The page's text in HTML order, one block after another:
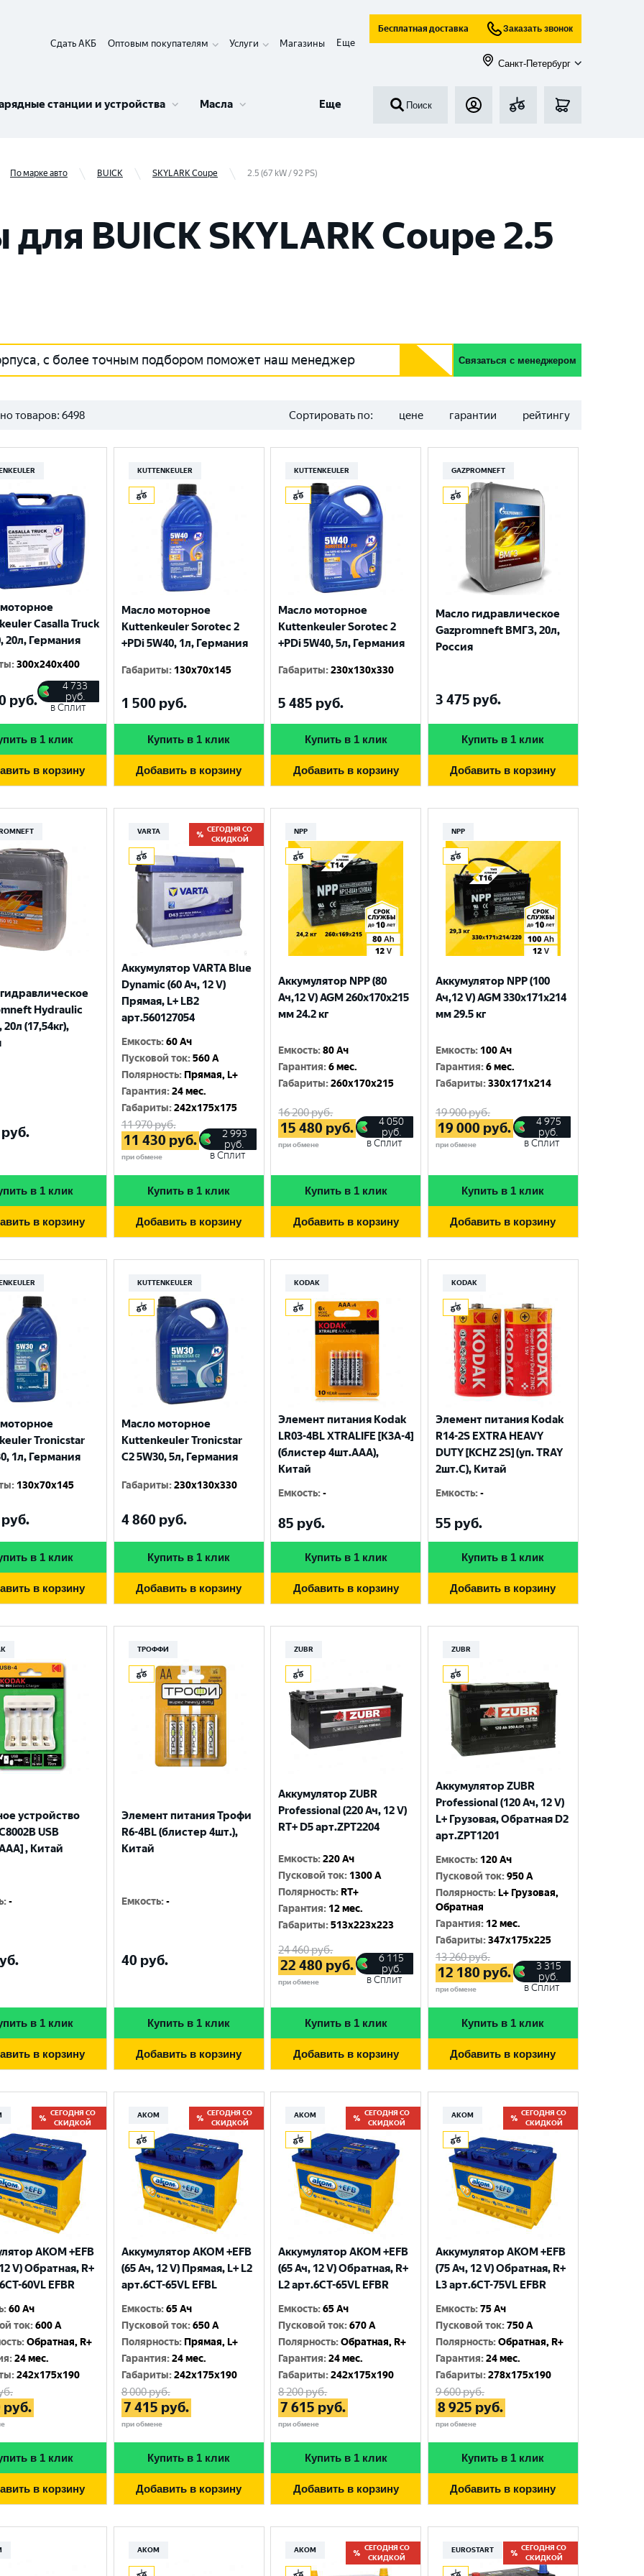
Сдать АКБ Оптовым покупателям Услуги Магазины Еще
Бесплатная доставка Заказать звонок
Санкт-Петербург
станции и устройства Масла Еще Поиск
По марке авто BUICK SKYLARK Coupe 2.5 (67 kW / 92 PS)
BUICK SKYLARK Coupe 2.5
с более точным подбором поможет наш менеджер Связаться с менеджером
товаров: 6498 Сортировать по: цене гарантии рейтингу
Casalla Truck
20л, Германия
:300x240x400
руб.
4 733
руб.
в Сплит
в 1 клик
в корзину
KUTTENKEULER
Масло моторное
Kuttenkeuler Sorotec 2
+PDi 5W40, 1л, Германия
Габариты: 130x70x145
1 500 руб.
Купить в 1 клик
Добавить в корзину
KUTTENKEULER
Масло моторное
Kuttenkeuler Sorotec 2
+PDi 5W40, 5л, Германия
Габариты:230x130x330
5 485 руб.
Купить в 1 клик
Добавить в корзину
GAZPROMNEFT
Масло гидравлическое
Gazpromneft ВМГЗ, 20л,
Россия
3 475 руб.
Купить в 1 клик
Добавить в корзину
Hydraulic
20л (17,54кг),
руб.
в 1 клик
в корзину
VARTA
СЕГОДНЯ СО
СКИДКОЙ
Аккумулятор VARTA Blue
Dynamic (60 Ач, 12 V)
Прямая, L+ LB2
арт.560127054
Емкость:60 Ач
Пусковой ток:560 A
Полярность: Прямая, L+
Гарантия:24 мес.
Габариты:242x175x175
11 970руб.
11 430 руб.
при обмене
2 993
руб.
в Сплит
Купить в 1 клик
Добавить в корзину
NPP
Аккумулятор NPP (80
Ач,12 V) AGM 260x170x215
мм 24.2 кг
Емкость:80 Ач
Гарантия:6 мес.
Габариты:260x170x215
16 200руб.
15 480 руб.
при обмене
4 050
руб.
в Сплит
Купить в 1 клик
Добавить в корзину
NPP
Аккумулятор NPP (100
Ач,12 V) AGM 330x171x214
мм 29.5 кг
Емкость: 100 Ач
Гарантия:6 мес.
Габариты:330x171x214
19 900руб.
19 000 руб.
при обмене
4 975
руб.
в Сплит
Купить в 1 клик
Добавить в корзину
Tronicstar
1л, Германия
: 130x70x145
руб.
в 1 клик
в корзину
KUTTENKEULER
Масло моторное
Kuttenkeuler Tronicstar
C2 5W30, 5л, Германия
Габариты:230x130x330
4 860 руб.
Купить в 1 клик
Добавить в корзину
KODAK
Элемент питания Kodak
LR03-4BL XTRALIFE [K3A-4]
(блистер 4шт.AАА),
Китай
Емкость:-
85 руб.
Купить в 1 клик
Добавить в корзину
KODAK
Элемент питания Kodak
R14-2S EXTRA HEAVY
DUTY [KCHZ 2S] (уп. TRAY
2шт.C), Китай
Емкость:-
55 руб.
Купить в 1 клик
Добавить в корзину
устройство
USB
, Китай
:-
в 1 клик
в корзину
ТРОФФИ
Элемент питания Трофи
R6-4BL (блистер 4шт.),
Китай
Емкость:-
40 руб.
Купить в 1 клик
Добавить в корзину
ZUBR
Аккумулятор ZUBR
Professional (220 Ач, 12 V)
RT+ D5 арт.ZPT2204
Емкость:220 Ач
Пусковой ток: 1300 A
Полярность: RT+
Гарантия: 12 мес.
Габариты:513x223x223
24 460руб.
22 480 руб.
при обмене
6 115
руб.
в Сплит
Купить в 1 клик
Добавить в корзину
ZUBR
Аккумулятор ZUBR
Professional (120 Ач, 12 V)
L+ Грузовая, Обратная D2
арт.ZPT1201
Емкость: 120 Ач
Пусковой ток:950 A
Полярность: L+ Грузовая,
Обратная
Гарантия: 12 мес.
Габариты:347x175x225
13 260руб.
12 180 руб.
при обмене
3 315
руб.
в Сплит
Купить в 1 клик
Добавить в корзину
СЕГОДНЯ СО
СКИДКОЙ
AKOM +EFB
V) Обратная, R+
60VL EFBR
:60 Ач
ток:600 A
:Обратная, R+
:24 мес.
:242x175x190
руб.
в 1 клик
в корзину
АКОМ
СЕГОДНЯ СО
СКИДКОЙ
Аккумулятор AKOM +EFB
(65 Ач, 12 V) Прямая, L+ L2
арт.6СТ-65VL EFBL
Емкость:65 Ач
Пусковой ток:650 A
Полярность: Прямая, L+
Гарантия:24 мес.
Габариты:242x175x190
8 000руб.
7 415 руб.
при обмене
Купить в 1 клик
Добавить в корзину
АКОМ
СЕГОДНЯ СО
СКИДКОЙ
Аккумулятор AKOM +EFB
(65 Ач, 12 V) Обратная, R+
L2 арт.6CT-65VL EFBR
Емкость:65 Ач
Пусковой ток:670 A
Полярность:Обратная, R+
Гарантия:24 мес.
Габариты:242x175x190
8 200руб.
7 615 руб.
при обмене
Купить в 1 клик
Добавить в корзину
АКОМ
СЕГОДНЯ СО
СКИДКОЙ
Аккумулятор AKOM +EFB
(75 Ач, 12 V) Обратная, R+
L3 арт.6СТ-75VL EFBR
Емкость:75 Ач
Пусковой ток:750 A
Полярность:Обратная, R+
Гарантия:24 мес.
Габариты:278x175x190
9 600руб.
8 925 руб.
при обмене
Купить в 1 клик
Добавить в корзину
АКОМ АКОМ
СЕГОДНЯ СО
СКИДКОЙ
EUROSTART
СЕГОДНЯ СО
СКИДКОЙ
Выберите ваш город
Гатчина
Смоленск